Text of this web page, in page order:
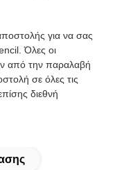
για να σας
Όλες οι
από την παραλαβή
σε όλες τις
διεθνή